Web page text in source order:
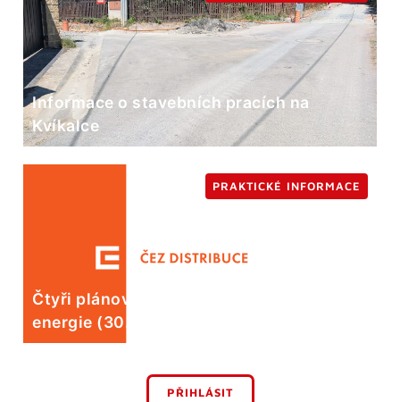
Informace o stavebních pracích na
Kvíkalce
Čtyři plánované odstávky elektrické
energie (30. 7.)
PRAKTICKÉ INFORMACE
PŘIHLÁSIT